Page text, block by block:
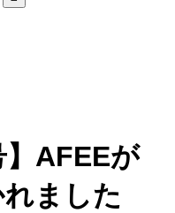
】AFEEが
ました